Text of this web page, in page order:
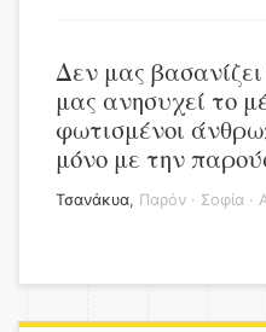
Δεν μας
μας ανησυχεί το
φωτισμένοι
μόνο με την
Τσανάκυα, Παρόν · Σοφία ·